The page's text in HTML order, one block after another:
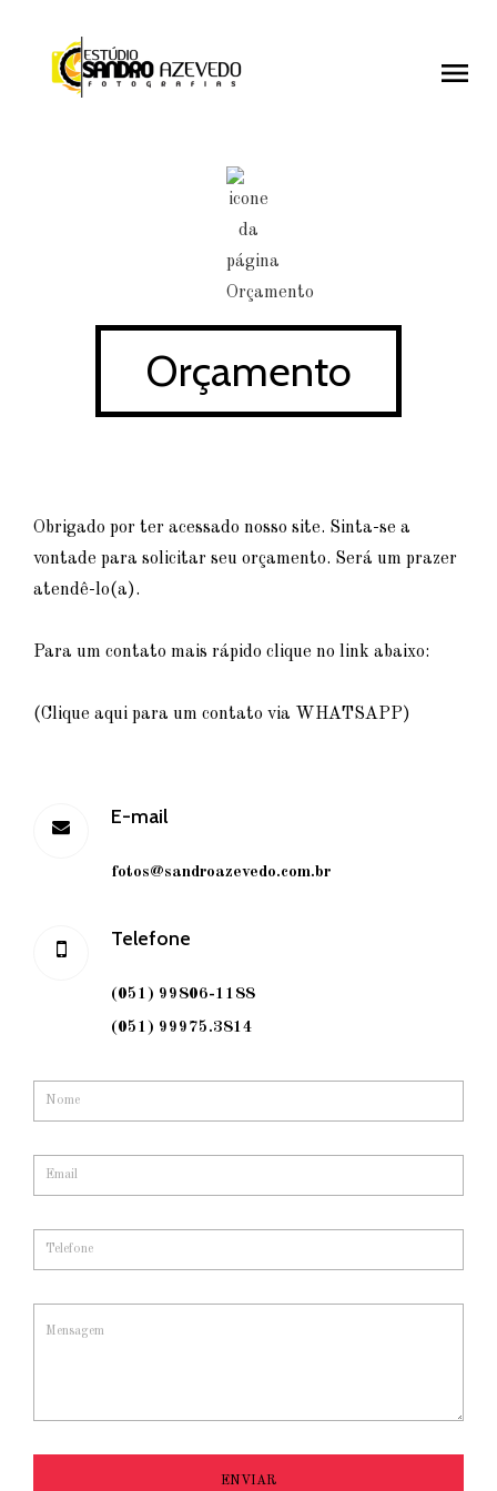
menu
Orçamento
Obrigado por ter acessado nosso site. Sinta-se a
vontade para solicitar seu orçamento. Será um prazer
atendê-lo(a).
Para um contato mais rápido clique no link abaixo:
(Clique aqui para um contato via WHATSAPP)
E-mail
fotos@sandroazevedo.com.br
Telefone
(051) 99806-1188
(051) 99975.3814
ENVIAR